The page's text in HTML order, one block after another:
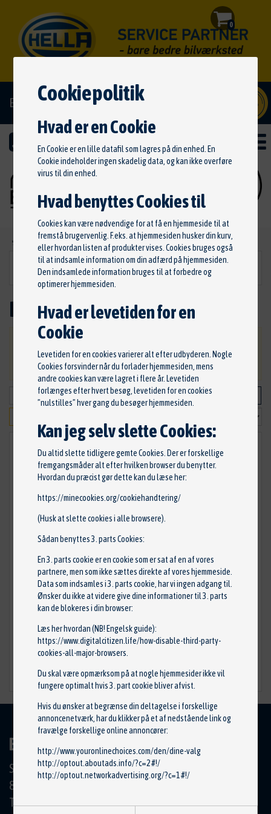
El/hybrid godkendt
Ny søgning
Brændstofsystem
Brændstofsystem
betaling og levering af dine varer.
Pakningsring
Stand: Ny
Mærke: ELRING
18,75 kr.
TILFØJ TIL KURV
BILCENTRET HØRNING APS
Skanderborgvej 19
8362 Hørning
Tlf.: 86 92 11 00
0
Cookiepolitik
Hvad er en Cookie
En Cookie er en lille datafil som lagres på din enhed. En
Cookie indeholder ingen skadelig data, og kan ikke overføre
virus til din enhed.
Hvad benyttes Cookies til
Cookies kan være nødvendige for at få en hjemmeside til at
fremstå brugervenlig. F.eks. at hjemmesiden husker din kurv,
eller hvordan listen af produkter vises. Cookies bruges også
til at indsamle information om din adfærd på hjemmesiden.
Den indsamlede information bruges til at forbedre og
optimerer hjemmesiden.
Hvad er levetiden for en
Cookie
Levetiden for en cookies varierer alt efter udbyderen. Nogle
Cookies forsvinder når du forlader hjemmesiden, mens
andre cookies kan være lagret i flere år. Levetiden
forlænges efter hvert besøg, levetiden for en cookies
”nulstilles” hver gang du besøger hjemmesiden.
Kan jeg selv slette Cookies:
Du altid slette tidligere gemte Cookies. Der er forskellige
fremgangsmåder alt efter hvilken browser du benytter.
Hvordan du præcist gør dette kan du læse her:
https://minecookies.org/cookiehandtering/
(Husk at slette cookies i alle browsere).
Sådan benyttes 3. parts Cookies:
En 3. parts cookie er en cookie som er sat af en af vores
partnere, men som ikke sættes direkte af vores hjemmeside.
Data som indsamles i 3. parts cookie, har vi ingen adgang til.
Ønsker du ikke at videre give dine informationer til 3. parts
kan de blokeres i din browser:
Læs her hvordan (NB! Engelsk guide):
https://www.digitalcitizen.life/how-disable-third-party-
cookies-all-major-browsers
Du skal være opmærksom på at nogle hjemmesider ikke vil
fungere optimalt hvis 3. part cookie bliver afvist.
Hvis du ønsker at begrænse din deltagelse i forskellige
annoncenetværk, har du klikker på et af nedstående link og
fravælge forskellige online annoncører:
http://www.youronlinechoices.com/den/dine-valg
http://optout.aboutads.info/?c=2#!/
http://optout.networkadvertising.org/?c=1#!/